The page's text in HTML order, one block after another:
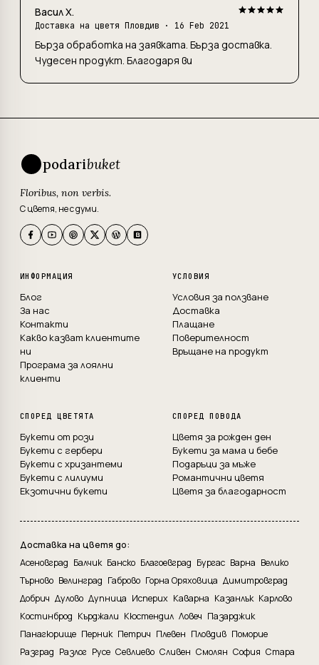
Васил Х.
Доставка на цветя Пловдив · 16 Feb 2021
Бърза обработка на заявката. Бърза доставка.
Чудесен продукт. Благодаря ви
podaribuket
Floribus, non verbis.
С цветя, не с думи.
ИНФОРМАЦИЯ
Блог
За нас
Контакти
Какво казват клиентите
ни
Програма за лоялни
клиенти
УСЛОВИЯ
Условия за ползване
Доставка
Плащане
Поверителност
Връщане на продукт
СПОРЕД ЦВЕТЯТА
Букети от рози
Букети с гербери
Букети с хризантеми
Букети с лилиуми
Екзотични букети
СПОРЕД ПОВОДА
Цветя за рожден ден
Букети за мама и бебе
Подаръци за мъже
Романтични цветя
Цветя за благодарност
Доставка на цветя до:
Асеновград Балчик Банско Благоевград Бургас Варна Велико
Търново Велинград Габрово Горна Оряховица Димитровград
Добрич Дулово Дупница Исперих Каварна Казанлък Карлово
Костинброд Кърджали Кюстендил Ловеч Пазарджик
Панагюрище Перник Петрич Плевен Пловдив Поморие
Разград Разлог Русе Севлиево Сливен Смолян София Стара